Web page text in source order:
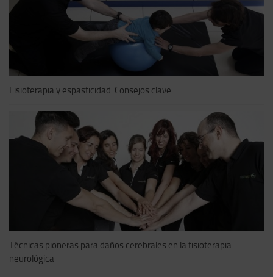
Fisioterapia y espasticidad. Consejos clave
Técnicas pioneras para daños cerebrales en la fisioterapia
neurológica